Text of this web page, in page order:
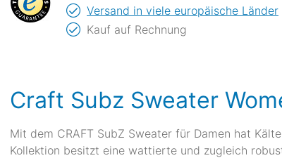
Versand in viele europäische Länder
Kauf auf Rechnung
Craft Subz Sweater
Mit dem CRAFT SubZ Sweater für Damen hat
Kollektion besitzt eine wattierte und zugleich